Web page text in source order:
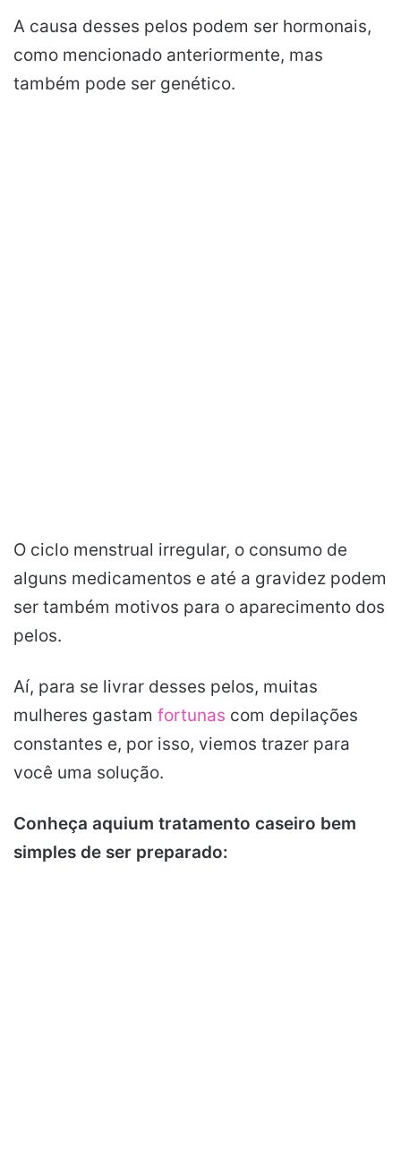
A causa desses pelos podem ser hormonais,
como mencionado anteriormente, mas
também pode ser genético.
O ciclo menstrual irregular, o consumo de
alguns medicamentos e até a gravidez podem
ser também motivos para o aparecimento dos
pelos.
Aí, para se livrar desses pelos, muitas
mulheres gastam fortunas com depilações
constantes e, por isso, viemos trazer para
você uma solução.
Conheça aquium tratamento caseiro bem
simples de ser preparado: